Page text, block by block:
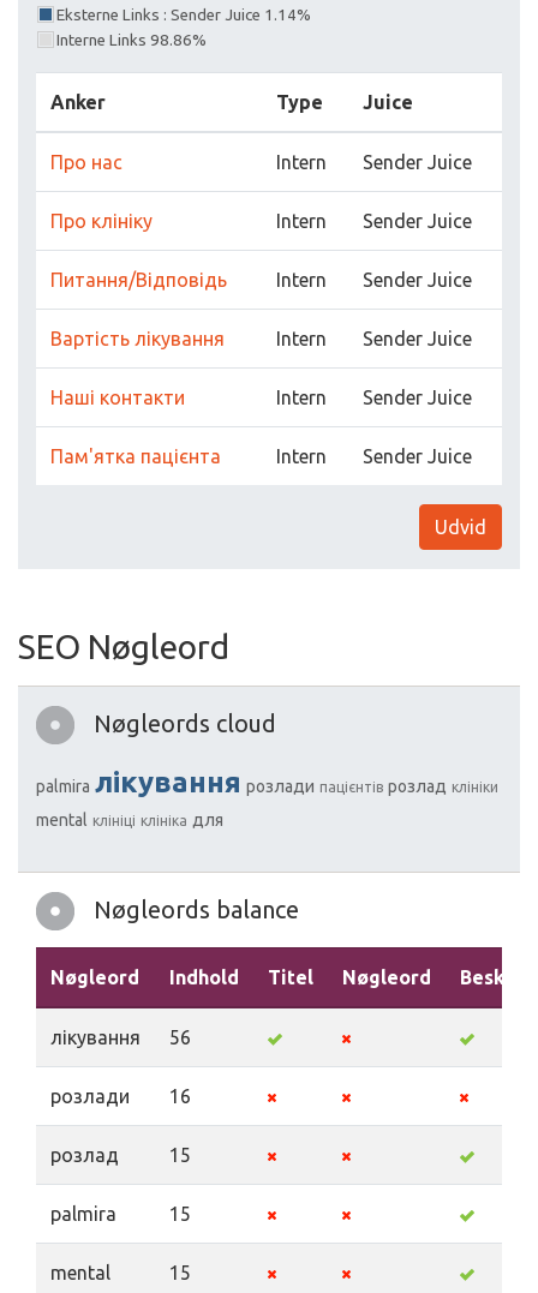
Eksterne Links : Sender Juice 1.14%
Interne Links 98.86%
Anker Type Juice
Про нас Intern Sender Juice
Про клініку Intern Sender Juice
Питання/Відповідь Intern Sender Juice
Вартість лікування Intern Sender Juice
Наші контакти Intern Sender Juice
Пам'ятка пацієнта Intern Sender Juice
Udvid
SEO Nøgleord
Nøgleords cloud
palmira лікування розлади пацієнтів розлад клініки
mental клініці клініка для
Nøgleords balance
Nøgleord Indhold Titel Nøgleord
лікування 56
розлади 16
розлад 15
palmira 15
mental 15